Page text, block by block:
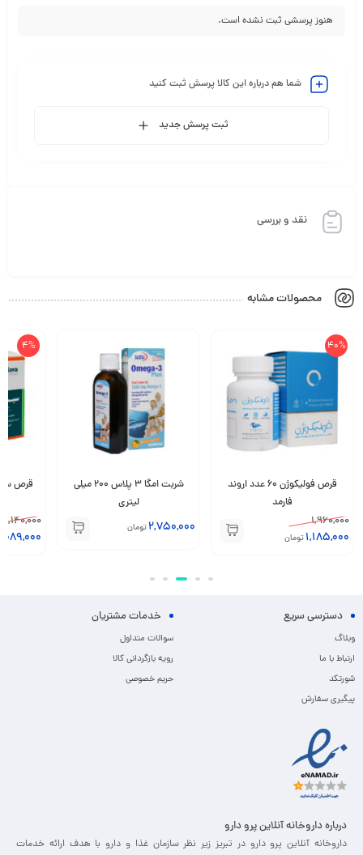
هنوز پرسشی ثبت نشده است.
شما هم درباره این کالا پرسش ثبت کنید
ثبت پرسش جدید
نقد و بررسی
محصولات مشابه
40%
قرص فولیکوژن 60 عدد اروند
فارمد
1,960,000
1,185,000 تومان
شربت امگا 3 پلاس 200 میلی
لیتری
2,750,000 تومان
4%
قرص
1,140,000
دسترسی سریع
وبلاگ
ارتباط با ما
شورتکد
پیگیری سفارش
خدمات مشتریان
سوالات متداول
رویه بازگردانی کالا
حریم خصوصی
درباره داروخانه آنلاین پرو دارو
داروخانه آنلاین پرو دارو در تبریز زیر نظر سازمان غذا و دارو با هدف ارائه خدمات